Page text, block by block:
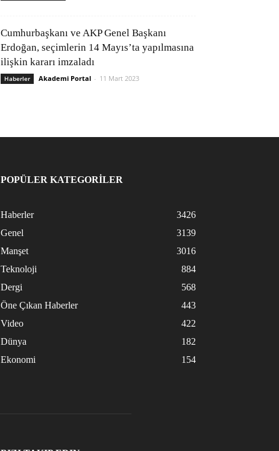
Cumhurbaşkanı ve AKP Genel Başkanı
Erdoğan, seçimlerin 14 Mayıs’ta yapılmasına
ilişkin kararı imzaladı
Haberler Akademi Portal - 11 Mart 2023
POPÜLER KATEGORİLER
Haberler
3426
Genel
3139
Manşet
3016
Teknoloji
884
Dergi
568
Öne Çıkan Haberler
443
Video
422
Dünya
182
Ekonomi
154